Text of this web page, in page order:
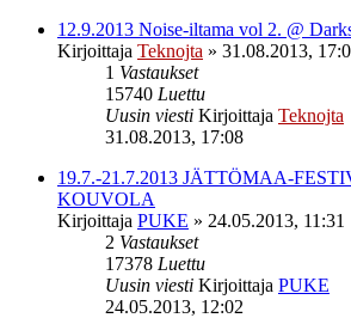
12.9.2013 Noise-iltama vol 2. @
Kirjoittaja Teknojta » 31.08.2013,
1 Vastaukset
15740 Luettu
Uusin viesti Kirjoittaja Teknojta
31.08.2013, 17:08
19.7.-21.7.2013 JÄTTÖMAA-
KOUVOLA
Kirjoittaja PUKE » 24.05.2013, 11:31
2 Vastaukset
17378 Luettu
Uusin viesti Kirjoittaja PUKE
24.05.2013, 12:02